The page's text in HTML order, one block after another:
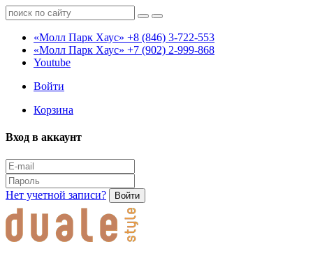
«Молл Парк Хаус» +8 (846) 3-722-553
«Молл Парк Хаус» +7 (902) 2-999-868
Youtube
Войти
Корзина
Вход в аккаунт
Нет учетной записи? Войти